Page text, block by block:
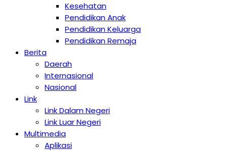
Kesehatan
Pendidikan Anak
Pendidikan Keluarga
Pendidikan Remaja
Berita
Daerah
Internasional
Nasional
Link
Link Dalam Negeri
Link Luar Negeri
Multimedia
Aplikasi